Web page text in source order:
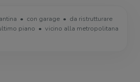
con garage
da ristrutturare
piano
vicino alla metropolitana